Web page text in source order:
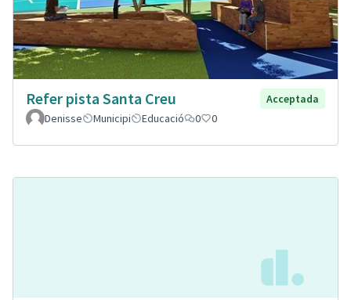
Refer pista Santa Creu
Acceptada
Denisse
Municipi Educació 0 0